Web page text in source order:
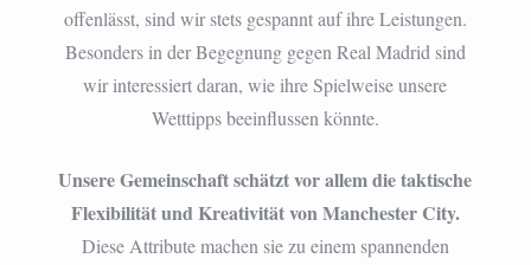
offenlässt, sind wir stets gespannt auf ihre Leistungen.
Besonders in der Begegnung gegen Real Madrid sind
wir interessiert daran, wie ihre Spielweise unsere
Wetttipps beeinflussen könnte.
Unsere Gemeinschaft schätzt vor allem die taktische
Flexibilität und Kreativität von Manchester City.
Diese Attribute machen sie zu einem spannenden